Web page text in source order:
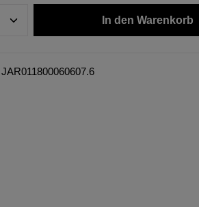
In den Warenkorb
JAR011800060607.6